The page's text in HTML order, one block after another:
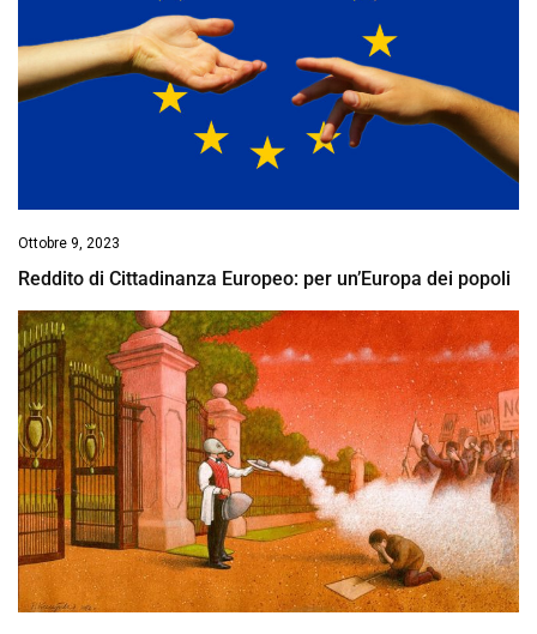
Ottobre 9, 2023
Reddito di Cittadinanza Europeo: per un’Europa dei popoli